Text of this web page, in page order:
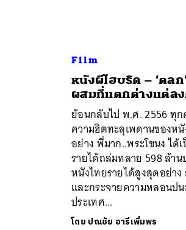
Film
หนังผีไฮบริด – ‘ตลก
ผสมที่แตกต่างแต่ล
ย้อนกลับไป พ.ศ. 2556 ทุ
ความฮิตทะลุเพดานของห
อย่าง พี่มาก..พระโขนง ได้
รายได้ถล่มทลาย 598 ล้า
หนังไทยรายได้สูงสุดอย่า
และกระจายความหลอนปน
ประเทศ...
โดย ปณชัย อารีเพิ่มพร